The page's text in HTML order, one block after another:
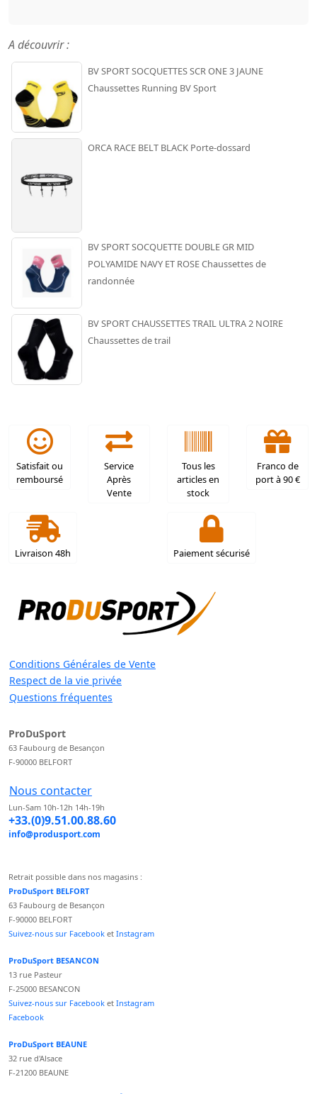
A découvrir :
BV SPORT SOCQUETTES SCR ONE 3 JAUNE
Chaussettes Running BV Sport
ORCA RACE BELT BLACK Porte-dossard
BV SPORT SOCQUETTE DOUBLE GR MID
POLYAMIDE NAVY ET ROSE Chaussettes de
randonnée
BV SPORT CHAUSSETTES TRAIL ULTRA 2 NOIRE
Chaussettes de trail
Satisfait ou
remboursé
Service
Après
Vente
Tous les
articles en
stock
Franco de
port à 90 €
Livraison 48h Paiement sécurisé
Conditions Générales de Vente
Respect de la vie privée
Questions fréquentes
ProDuSport
63 Faubourg de Besançon
F-90000 BELFORT
Nous contacter
Lun-Sam 10h-12h 14h-19h
+33.(0)9.51.00.88.60
info@produsport.com
Retrait possible dans nos magasins :
ProDuSport BELFORT
63 Faubourg de Besançon
F-90000 BELFORT
Suivez-nous sur Facebook et Instagram
ProDuSport BESANCON
13 rue Pasteur
F-25000 BESANCON
Suivez-nous sur Facebook et Instagram
Facebook
ProDuSport BEAUNE
32 rue d'Alsace
F-21200 BEAUNE